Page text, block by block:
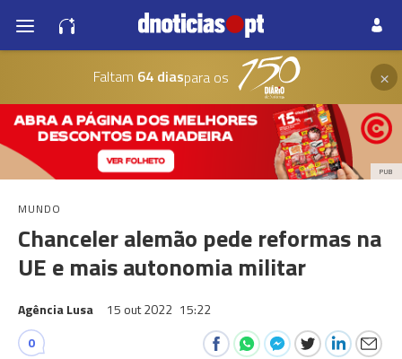
Faltam 64 diaspara os ×
PUB
MUNDO
Chanceler alemão pede reformas na
UE e mais autonomia militar
Agência Lusa 15 out 2022 15:22
0